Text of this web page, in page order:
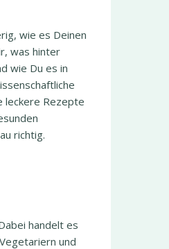
wie es Deinen
was hinter
wie Du es in
leckere Rezepte
richtig.
handelt es
und